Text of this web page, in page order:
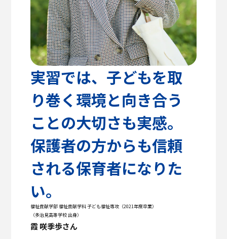
グローバル・コミュニケーション学部
実習では、子どもを取
り巻く環境と向き合う
ことの大切さも実感。
保護者の方からも信頼
される保育者になりた
い。
福祉貢献学部 福祉貢献学科 子ども福祉専攻（2021年度卒業）
（多治見高等学校 出身）
霞 咲季歩さん